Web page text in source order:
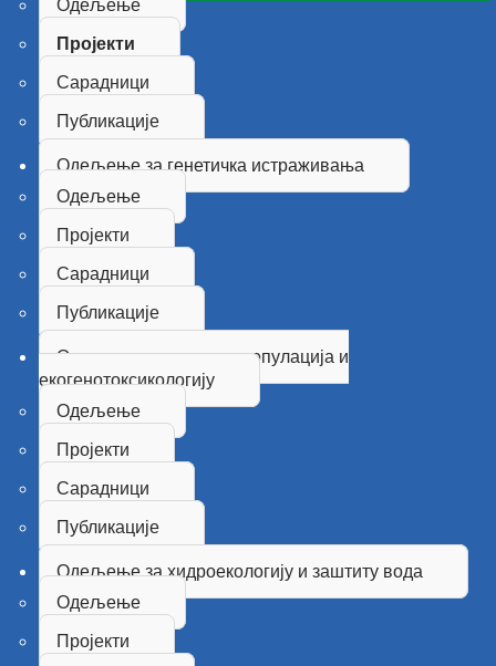
Одељење
Пројекти
Сарадници
Публикације
Одељење за генетичка истраживања
Одељење
Пројекти
Сарадници
Публикације
Одељење за генетику популација и
екогенотоксикологију
Одељење
Пројекти
Сарадници
Публикације
Одељење за хидроекологију и заштиту вода
Одељење
Пројекти